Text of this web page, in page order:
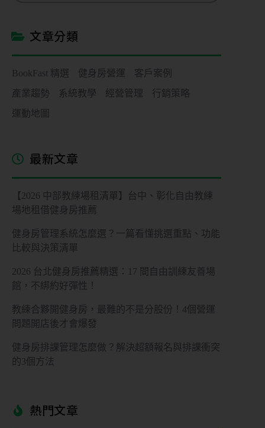
文章分類
BookFast 精選 健身房營運
客戶案例
產業趨勢
系統教學 經營管理
行銷策略
運動地圖
最新文章
【2026 中部教練場租清單】台中、彰化自由教練
場地租借健身房推薦
健身房管理系統怎麼選？一篇看懂挑選重點、功能
比較與決策清單
2026 台北健身房推薦精選：17 間自由訓練友善場
館，不綁約好彈性！
教練合夥開健身房，最難的不是分股份！4個營運
問題開店後才會爆發
健身房排課管理怎麼做？解決超額報名與排課衝突
的3個方法
熱門文章​